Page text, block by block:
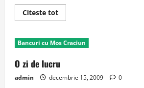
Citeste totRead
more
ce
nu
Mos
Craciun
copii
?
Bancuri cu Mos Craciun
O zi de lucru
admin decembrie 15, 2009 0